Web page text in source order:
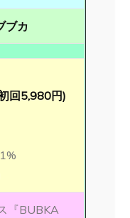
ブカ
回5,980円)
『BUBKA